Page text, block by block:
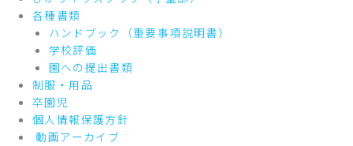
各種書類
ハンドブック（重要事項説明書）
学校評価
園への提出書類
制服・用品
卒園児
個人情報保護方針
動画アーカイブ